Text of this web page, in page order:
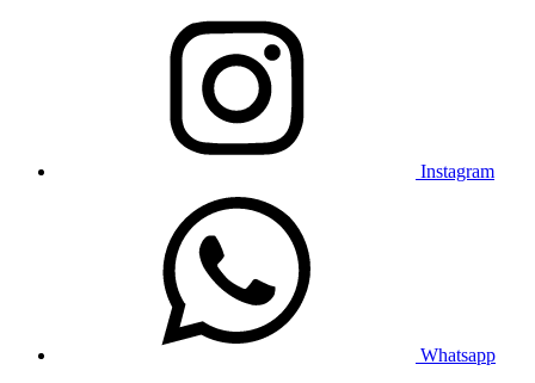
Instagram
Whatsapp